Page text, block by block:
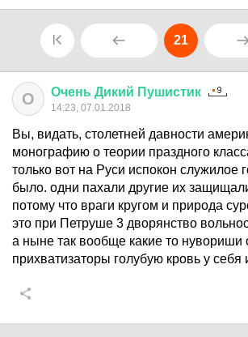
21
О Очень Дикий Пушистик
14:23, 07.01.2018
Вы, видать, столетней давности
монографию о теории праздного
только вот на Руси испокон служилое
было. одни пахали другие их
потому что враги кругом и природа
это при Петруше 3 дворянство
а ныне так вообще какие то нувориши
прихватизаторы голубую кровь у себя